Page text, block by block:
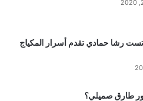
رشا حمادي تقدم أسرار المكياج
طارق صميلي؟